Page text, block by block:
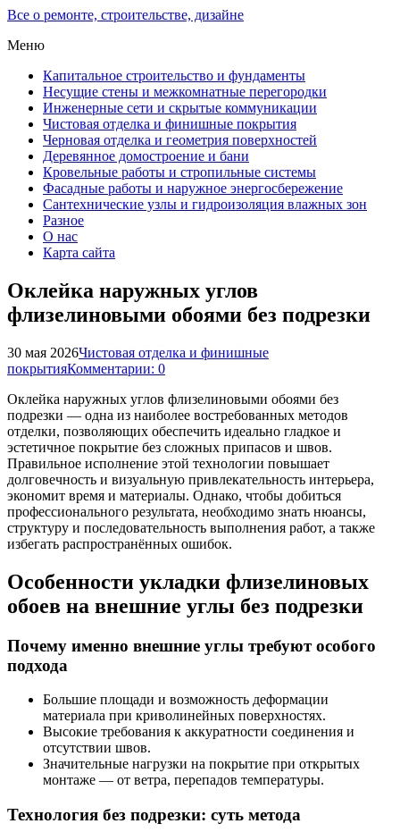
Все о ремонте, строительстве, дизайне
Меню
Капитальное строительство и фундаменты
Несущие стены и межкомнатные перегородки
Инженерные сети и скрытые коммуникации
Чистовая отделка и финишные покрытия
Черновая отделка и геометрия поверхностей
Деревянное домостроение и бани
Кровельные работы и стропильные системы
Фасадные работы и наружное энергосбережение
Сантехнические узлы и гидроизоляция влажных зон
Разное
О нас
Карта сайта
Оклейка наружных углов
флизелиновыми обоями без подрезки
30 мая 2026Чистовая отделка и финишные
покрытияКомментарии: 0
Оклейка наружных углов флизелиновыми обоями без
подрезки — одна из наиболее востребованных методов
отделки, позволяющих обеспечить идеально гладкое и
эстетичное покрытие без сложных припасов и швов.
Правильное исполнение этой технологии повышает
долговечность и визуальную привлекательность интерьера,
экономит время и материалы. Однако, чтобы добиться
профессионального результата, необходимо знать нюансы,
структуру и последовательность выполнения работ, а также
избегать распространённых ошибок.
Особенности укладки флизелиновых
обоев на внешние углы без подрезки
Почему именно внешние углы требуют особого
подхода
Большие площади и возможность деформации
материала при криволинейных поверхностях.
Высокие требования к аккуратности соединения и
отсутствии швов.
Значительные нагрузки на покрытие при открытых
монтаже — от ветра, перепадов температуры.
Технология без подрезки: суть метода